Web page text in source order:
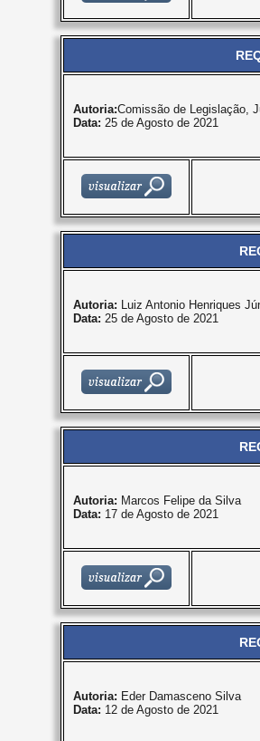
Autoria:Comissão de Legislação,
Data: 25 de Agosto de 2021
Autoria: Luiz Antonio Henriques
Data: 25 de Agosto de 2021
Autoria: Marcos Felipe da Silva
Data: 17 de Agosto de 2021
Autoria: Eder Damasceno Silva
Data: 12 de Agosto de 2021